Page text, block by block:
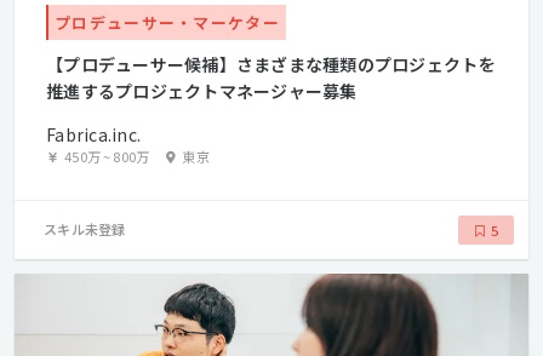
プロデューサー・マーケター
【プロデューサー候補】さまざまな種類のプロジェクトを
推進するプロジェクトマネージャー募集
Fabrica.inc.
450万~800万 東京
スキル未登録 5